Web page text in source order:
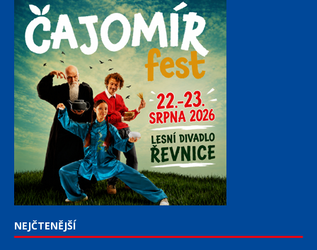
NEJČTENĚJŠÍ